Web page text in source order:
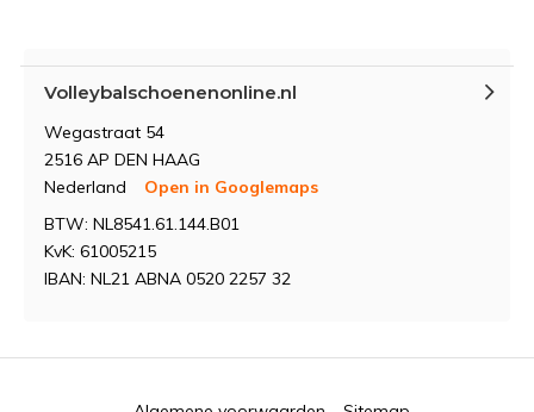
Volleybalschoenenonline.nl
Wegastraat 54
2516 AP DEN HAAG
Nederland
Open in Googlemaps
BTW: NL8541.61.144.B01
KvK: 61005215
IBAN: NL21 ABNA 0520 2257 32